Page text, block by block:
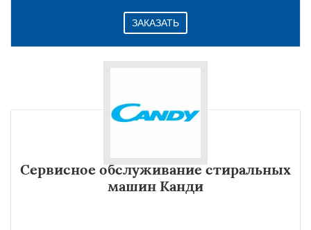
ЗАКАЗАТЬ
Сервисное обслуживание стиральных
машин Канди